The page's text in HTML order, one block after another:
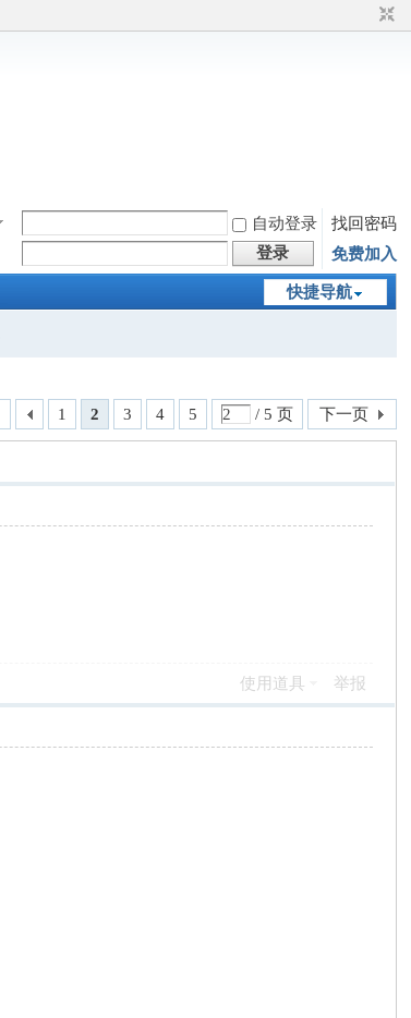
自动登录
找回密码
登录 免费加入
快捷导航
1 2 3 4 5 / 5 页 下一页
使用道具 举报